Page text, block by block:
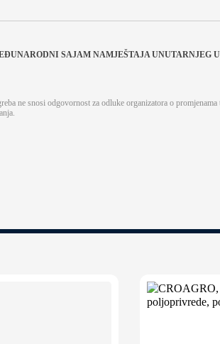
SAJAM NAMJEŠTAJA UNUTARNJEG
ne snosi odgovornost za odluke organizatora o